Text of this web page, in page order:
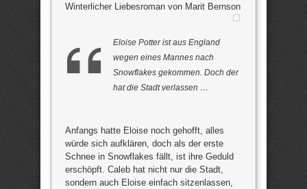
Winterlicher Liebesroman von Marit Bernson
Eloise Potter ist aus England
wegen eines Mannes nach
Snowflakes gekommen. Doch der
hat die Stadt verlassen …
Anfangs hatte Eloise noch gehofft, alles
würde sich aufklären, doch als der erste
Schnee in Snowflakes fällt, ist ihre Geduld
erschöpft. Caleb hat nicht nur die Stadt,
sondern auch Eloise einfach sitzenlassen,